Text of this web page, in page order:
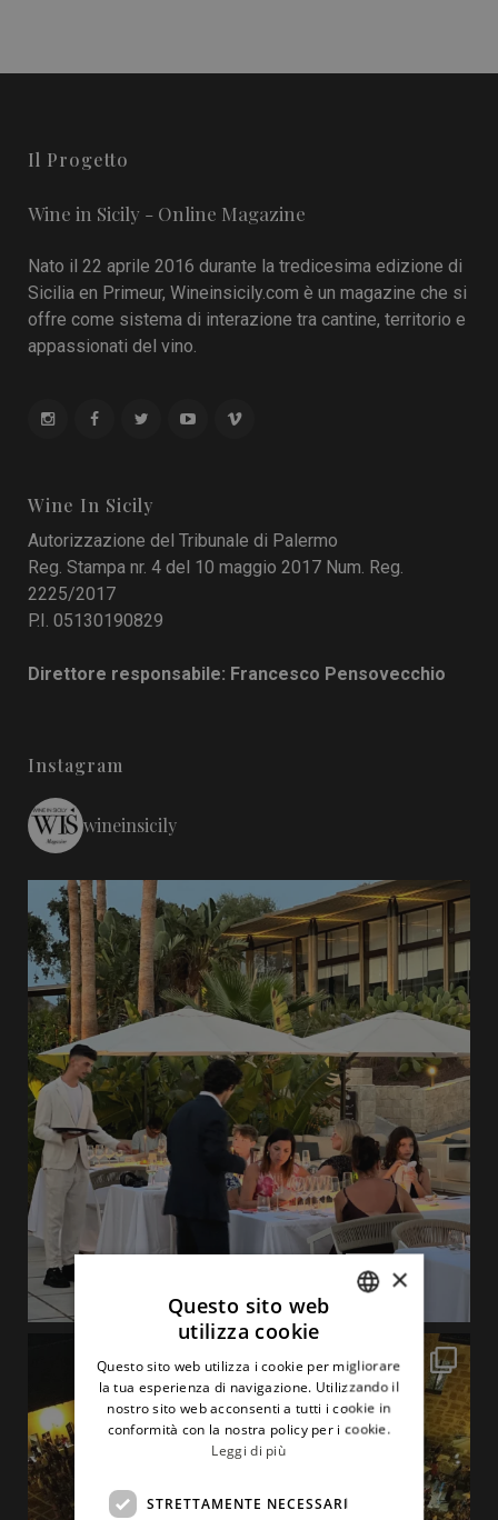
Il Progetto
Wine in Sicily - Online Magazine
Nato il 22 aprile 2016 durante la tredicesima edizione di
Sicilia en Primeur, Wineinsicily.com è un magazine che si
offre come sistema di interazione tra cantine, territorio e
appassionati del vino.
Wine In Sicily
Autorizzazione del Tribunale di Palermo
Reg. Stampa nr. 4 del 10 maggio 2017 Num. Reg.
2225/2017
P.I. 05130190829
Direttore responsabile: Francesco Pensovecchio
Instagram
wineinsicily
ENGLISH
×
Questo sito web
utilizza cookie
Questo sito web utilizza i cookie per migliorare
la tua esperienza di navigazione. Utilizzando il
nostro sito web acconsenti a tutti i cookie in
conformità con la nostra policy per i cookie.
Leggi di più
STRETTAMENTE NECESSARI